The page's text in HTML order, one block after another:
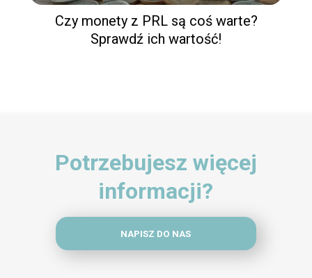
Czy monety z PRL są coś warte?
Sprawdź ich wartość!
Potrzebujesz więcej
informacji?
NAPISZ DO NAS